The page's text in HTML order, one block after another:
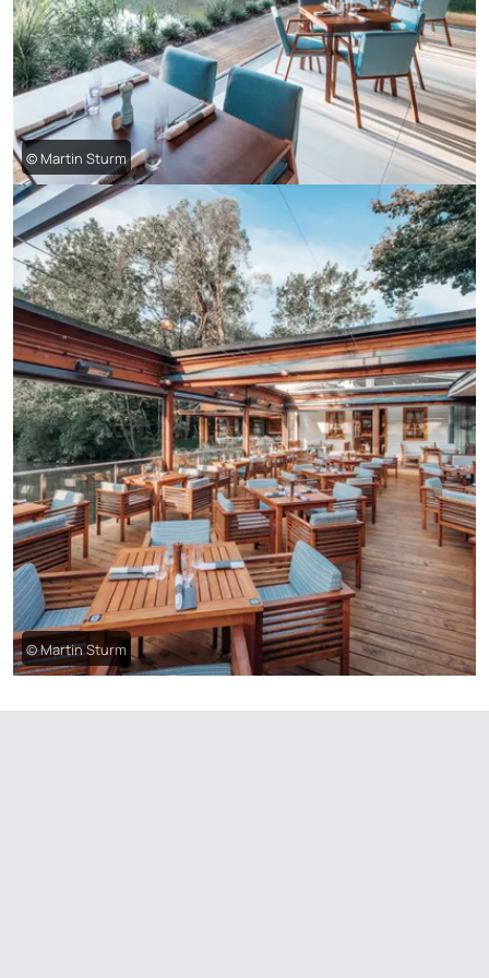
© Martin Sturm
© Martin Sturm